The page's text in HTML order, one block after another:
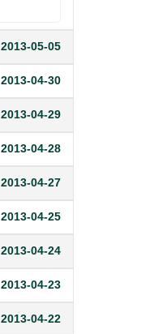
2013-05-05
2013-04-30
2013-04-29
2013-04-28
2013-04-27
2013-04-25
2013-04-24
2013-04-23
2013-04-22